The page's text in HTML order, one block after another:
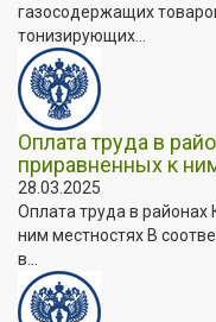
газосодержащих
тонизирующих...
Оплата труда в
приравненных к
28.03.2025
Оплата труда в районах
ним местностях В
в...